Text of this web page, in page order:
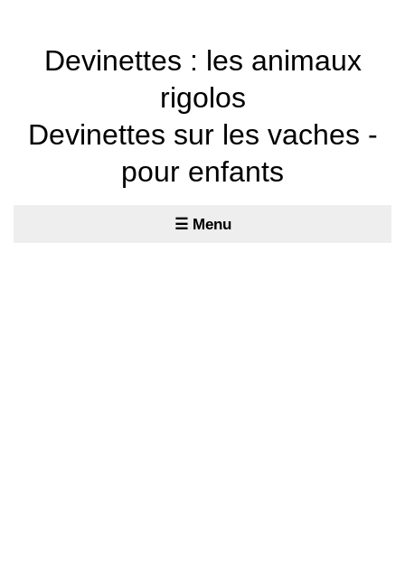
Devinettes : les animaux
rigolos
Devinettes sur les vaches -
pour enfants
☰ Menu